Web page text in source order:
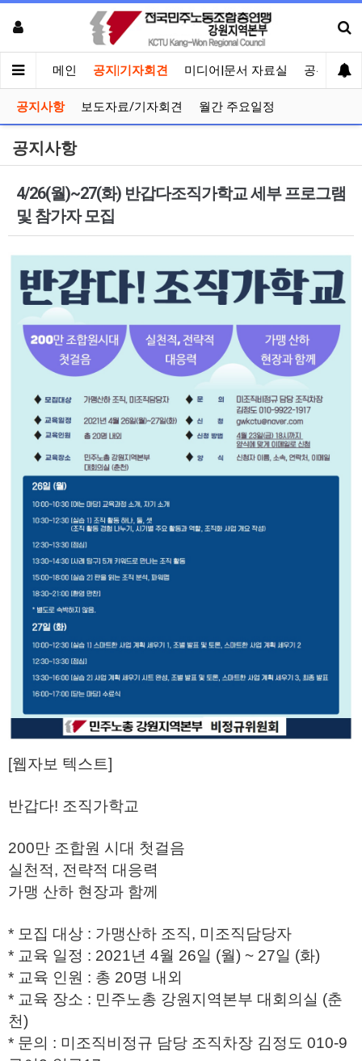
메인 공지|기자회견 미디어|문서 자료실 공유게시
공지사항 보도자료/기자회견 월간 주요일정
공지사항
4/26(월)~27(화) 반갑다조직가학교 세부 프로그램
및 참가자 모집
[웹자보 텍스트]
반갑다! 조직가학교
200만 조합원 시대 첫걸음
실천적, 전략적 대응력
가맹 산하 현장과 함께
* 모집 대상 : 가맹산하 조직, 미조직담당자
* 교육 일정 : 2021년 4월 26일 (월) ~ 27일 (화)
* 교육 인원 : 총 20명 내외
* 교육 장소 : 민주노총 강원지역본부 대회의실 (춘
천)
* 문의 : 미조직비정규 담당 조직차장 김정도 010-9